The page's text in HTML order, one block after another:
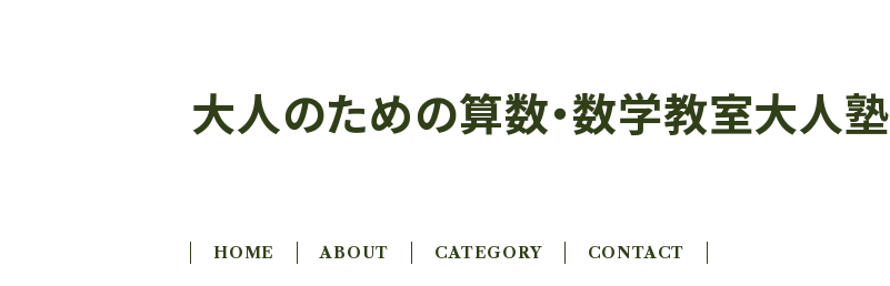
大人のための算数・数学教室大人塾
HOME ABOUT CATEGORY CONTACT